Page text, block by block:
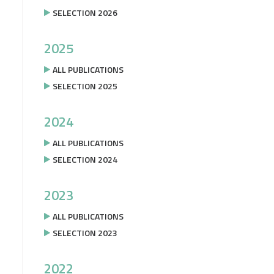
SELECTION 2026
2025
ALL PUBLICATIONS
SELECTION 2025
2024
ALL PUBLICATIONS
SELECTION 2024
2023
ALL PUBLICATIONS
SELECTION 2023
2022